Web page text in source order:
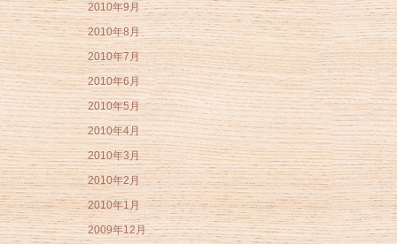
2010年9月
2010年8月
2010年7月
2010年6月
2010年5月
2010年4月
2010年3月
2010年2月
2010年1月
2009年12月